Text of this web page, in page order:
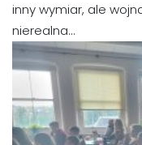
inny wymiar, ale
nierealna…